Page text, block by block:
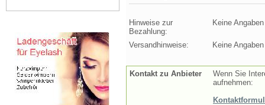
Hinweise zur
Bezahlung:
Keine Angaben
Versandhinweise: Keine Angaben
Kontakt zu Anbieter
Wenn Sie
aufnehmen: